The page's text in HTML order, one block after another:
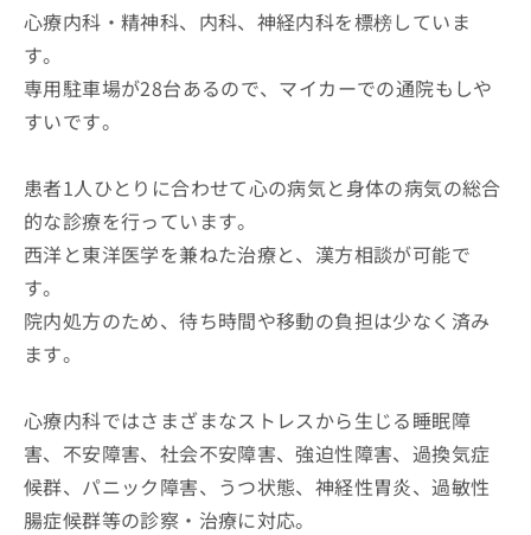
心療内科・精神科、内科、神経内科を標榜していま
す。
専用駐車場が28台あるので、マイカーでの通院もしや
すいです。
患者1人ひとりに合わせて心の病気と身体の病気の総合
的な診療を行っています。
西洋と東洋医学を兼ねた治療と、漢方相談が可能で
す。
院内処方のため、待ち時間や移動の負担は少なく済み
ます。
心療内科ではさまざまなストレスから生じる睡眠障
害、不安障害、社会不安障害、強迫性障害、過換気症
候群、パニック障害、うつ状態、神経性胃炎、過敏性
腸症候群等の診察・治療に対応。